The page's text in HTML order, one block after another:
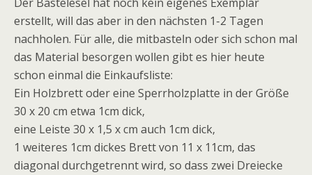
erstellt, will das aber in den nächsten 1-2 Tagen
nachholen. Für alle, die mitbasteln oder sich schon mal
das Material besorgen wollen gibt es hier heute
schon einmal die Einkaufsliste:
Ein Holzbrett oder eine Sperrholzplatte in der Größe
30 x 20 cm etwa 1cm dick,
eine Leiste 30 x 1,5 x cm auch 1cm dick,
1 weiteres 1cm dickes Brett von 11 x 11cm, das
diagonal durchgetrennt wird, so dass zwei Dreiecke